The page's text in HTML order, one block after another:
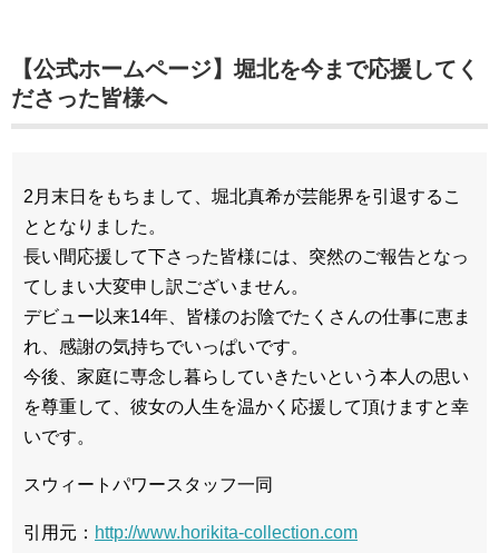
【公式ホームページ】堀北を今まで応援してく
ださった皆様へ
2月末日をもちまして、堀北真希が芸能界を引退するこ
ととなりました。
長い間応援して下さった皆様には、突然のご報告となっ
てしまい大変申し訳ございません。
デビュー以来14年、皆様のお陰でたくさんの仕事に恵ま
れ、感謝の気持ちでいっぱいです。
今後、家庭に専念し暮らしていきたいという本人の思い
を尊重して、彼女の人生を温かく応援して頂けますと幸
いです。
スウィートパワースタッフ一同
引用元： http://www.horikita-collection.com